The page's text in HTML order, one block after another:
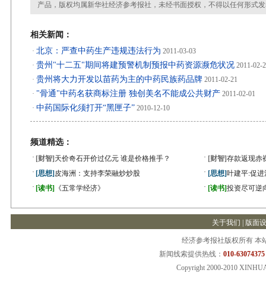
产品，版权均属新华社经济参考报社，未经书面授权，不得以任何形式
相关新闻：
· 北京：严查中药生产违规违法行为 2011-03-03
· 贵州"十二五"期间将建预警机制预报中药资源濒危状况 2011-02-
· 贵州将大力开发以苗药为主的中药民族药品牌 2011-02-21
· "骨通"中药名获商标注册 独创美名不能成公共财产 2011-02-01
· 中药国际化须打开“黑匣子” 2010-12-10
频道精选：
· [财智] 天价奇石开价过亿元 谁是价格推手？ · [财智]存款返现赤
· [思想] 皮海洲：支持李荣融炒炒股 · [思想]叶建平:促
· [读书] 《五常学经济》 · [读书]投资尽可逆
关于我们 版面
经济参考报社版权所有 本
新闻线索提供热线： 010-
Copyright 2000-2010